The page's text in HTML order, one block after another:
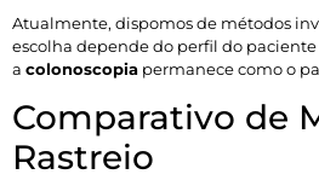
Atualmente, dispomos de métodos
escolha depende do perfil do
a colonoscopia permanece como o
Comparativo de
Rastreio